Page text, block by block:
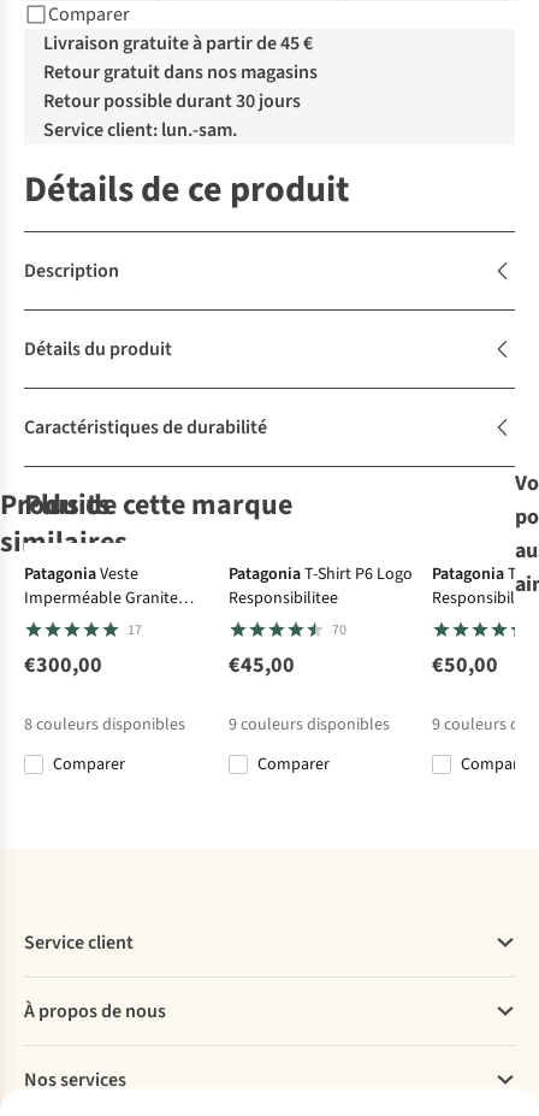
Comparer
Livraison gratuite à partir de 45 €
Retour gratuit dans nos magasins
Retour possible durant 30 jours
Service client: lun.-sam.
Détails de ce produit
Description
Détails du produit
Caractéristiques de durabilité
Produits
similaires
Polaire
Ascendor
Hoody
Patagonia
Pull
Boardshort
Logo Uprisal
Kappy Design
Pull Sunrise
Fleece Button
Patagonia
Polaire M'S
Micro D
Crewneck
Plus de cette marque
PatagoniaVeste
Imperméable Granite
Crest 3L Jacket17
€300,00
8couleurs disponibles
Comparer
PatagoniaT-Shirt P6 Logo
Responsibilitee
70
€45,00
9couleurs disponibles
Comparer
PatagoniaT-
€50,00
9couleurs
Comparer
Service client
Commander
Payer
Livraison
À propos de nous
Explore More
Nos services